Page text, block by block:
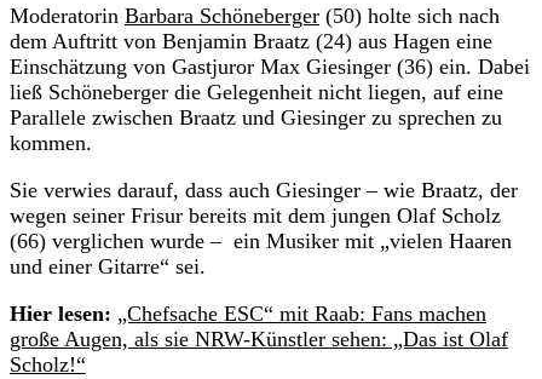
Moderatorin Barbara Schöneberger (50) holte sich nach
dem Auftritt von Benjamin Braatz (24) aus Hagen eine
Einschätzung von Gastjuror Max Giesinger (36) ein. Dabei
ließ Schöneberger die Gelegenheit nicht liegen, auf eine
Parallele zwischen Braatz und Giesinger zu sprechen zu
kommen.
Sie verwies darauf, dass auch Giesinger – wie Braatz, der
wegen seiner Frisur bereits mit dem jungen Olaf Scholz
(66) verglichen wurde – ein Musiker mit „vielen Haaren
und einer Gitarre“ sei.
Hier lesen: „Chefsache ESC“ mit Raab: Fans machen
große Augen, als sie NRW-Künstler sehen: „Das ist Olaf
Scholz!“